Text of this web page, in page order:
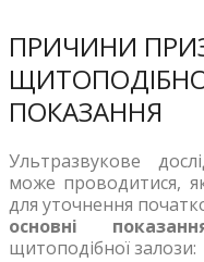
ПРИЧИНИ
ПОКАЗАННЯ
Ультразвукове
може проводитися,
для уточнення
основні
щитоподібної залози: